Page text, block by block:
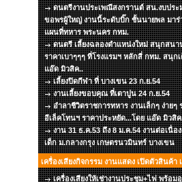
ดนตรีงานประเพณีสงกรานต์ สน.งบปร
ขอพรผู้ใหญ่ งานนี้ระดับบิ๊ก ชั้นนายพล มา
แผนที่ทหาร พระนคร กทม.
ดนตรี เลี้ยงฉลองตำแหน่งใหม่ สนุกสน
ราคาเบาๆๆๆ ที่โรงแรมฯ หลักสี่ กทม. สนุก
แอ๊ด มิวสิค..
เลี้ยงปิดกีฬา ที่ บางเขน 23 ก.ย.54
งานเลี้ยงขอบคุณ ที่เตาปูน 24 ก.ย.54
อำลาชีวิตราชการทหาร งานเล็กๆ ง่ายๆ
อีเล็คโทนฯ ราคาประหยัด...โดย แอ๊ด มิวสิ
งาน 31 ธ.ค.53 ถึง 8 ม.ค.54 งานต่อเนื่
เด็ก ม.กลางกรุง เกษตรนวมินทร์ บางเขน
เครื่องเสียงกิจกรรม งานแสดง เปิดตัวสินค้า
เครื่องเสียงให้เช่างานประชุม+ไฟ พร้อ